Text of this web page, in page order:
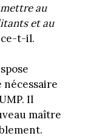
au
et au
t-il.
Il
maître